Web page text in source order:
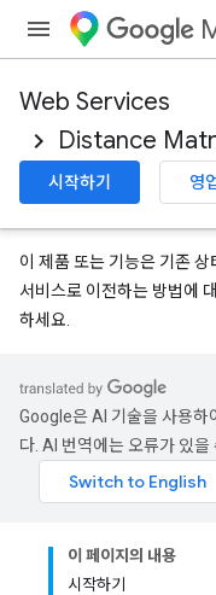
Web Services
Distance
시작하기 영
이 제품 또는 기능은 기존
서비스로 이전하는 방법에
하세요.
Google은 AI 기술을 사용하
다. AI 번역에는 오류가 있을
이 페이지의 내용
시작하기